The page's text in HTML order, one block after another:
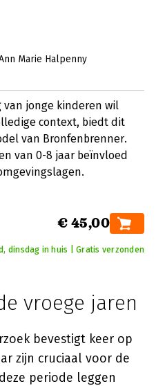
Marie Halpenny
van jonge kinderen wil
context, biedt dit
van Bronfenbrenner.
van 0-8 jaar beïnvloed
€ 45,00
dinsdag in huis | Gratis verzonden
vroege jaren
bevestigt keer op
zijn cruciaal voor de
periode leggen